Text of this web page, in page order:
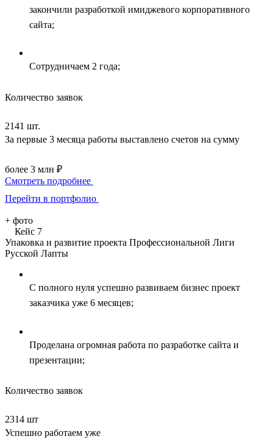
закончили разработкой имиджевого корпоративного
сайта;
Сотрудничаем 2 года;
Количество заявок
2141 шт.
За первые 3 месяца работы выставлено счетов на сумму
более 3 млн ₽
Смотреть подробнее
Перейти в портфолио
+ фото
Кейс 7
Упаковка и развитие проекта Профессиональной Лиги
Русской Лапты
С полного нуля успешно развиваем бизнес проект
заказчика уже 6 месяцев;
Проделана огромная работа по разработке сайта и
презентации;
Количество заявок
2314 шт
Успешно работаем уже